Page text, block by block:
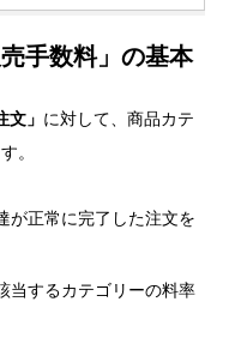
手数料」の基本
文」 に対して、商品カテ
。
が正常に完了した注文を
当するカテゴリーの料率